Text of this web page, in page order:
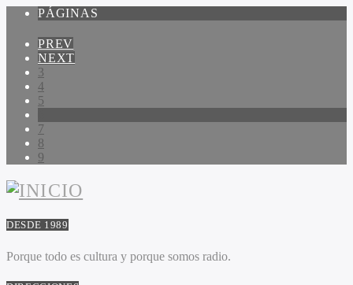
PÁGINAS
PREV
NEXT
3
4
5
7
8
9
DESDE 1989
Porque todo es cultura y porque somos radio.